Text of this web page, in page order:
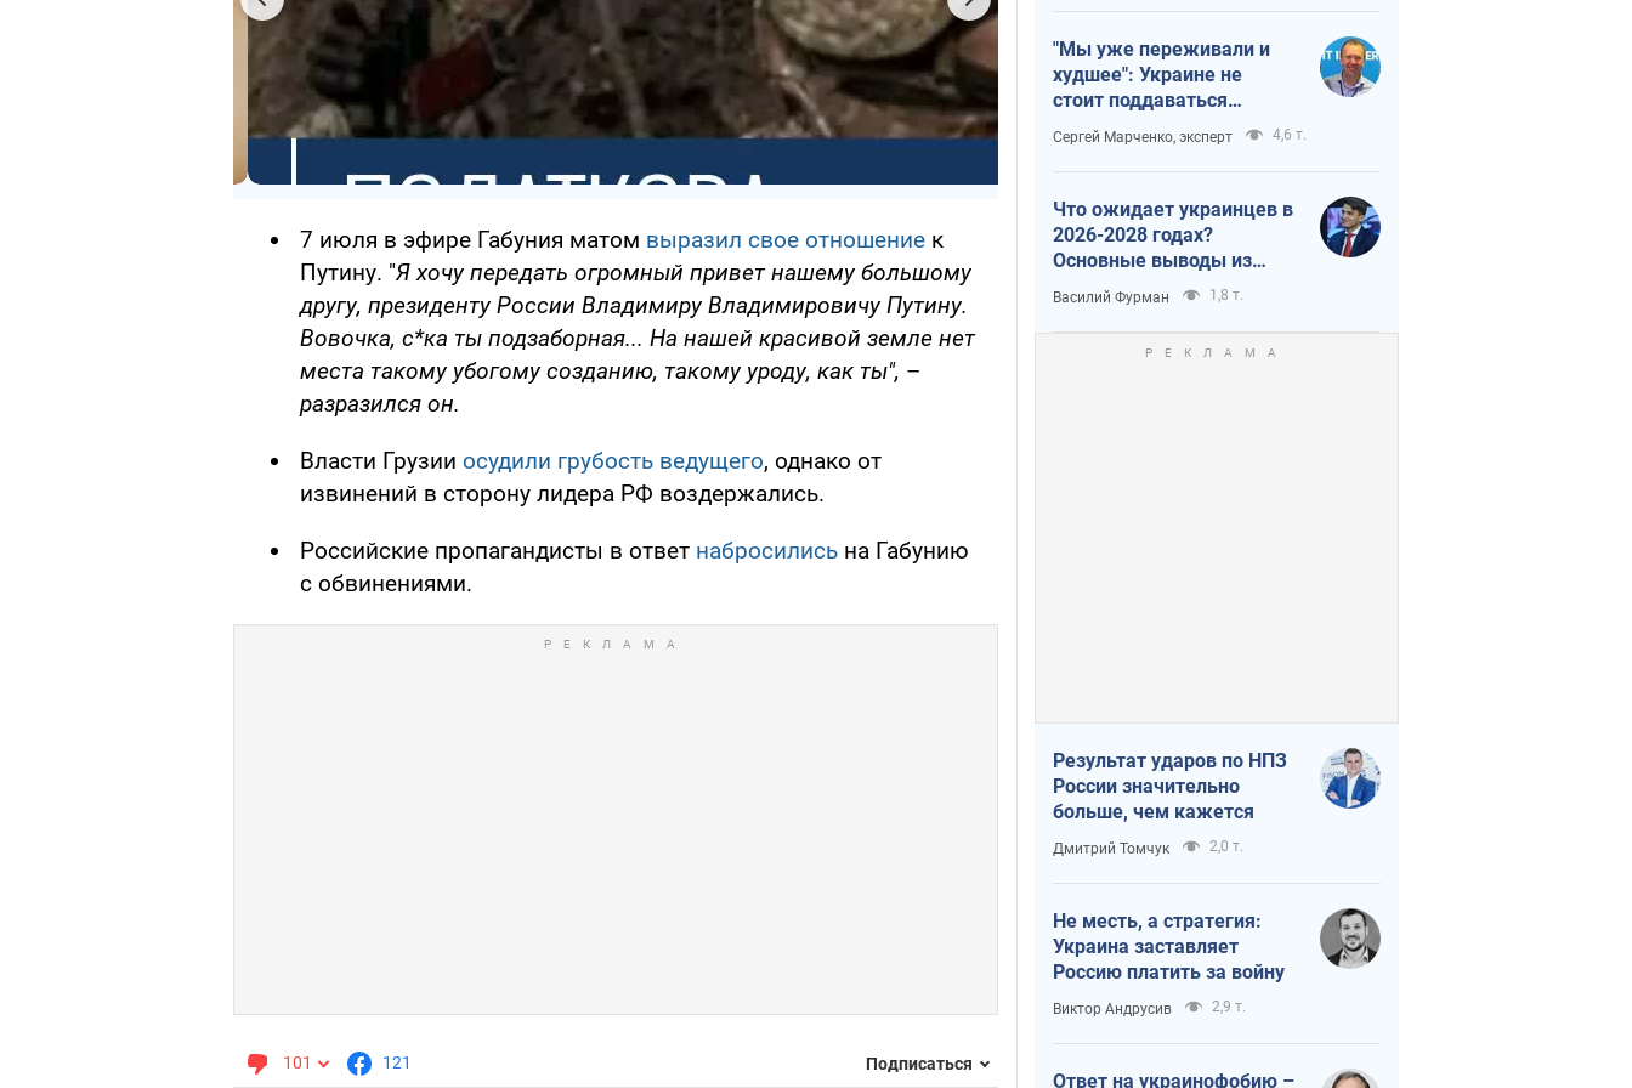
7 июля в эфире Габуния матом выразил свое отношение к
Путину. "Я хочу передать огромный привет нашему большому
другу, президенту России Владимиру Владимировичу Путину.
Вовочка, с*ка ты подзаборная... На нашей красивой земле нет
места такому убогому созданию, такому уроду, как ты", –
разразился он.
Власти Грузии осудили грубость ведущего, однако от
извинений в сторону лидера РФ воздержались.
Российские пропагандисты в ответ набросились на Габунию
с обвинениями.
101 121 Подписаться
"Мы уже переживали и
худшее": Украине не
стоит поддаваться
отчаянию из-за
ракетного террора
Сергей Марченко, эксперт 4,6 т.
Что ожидает украинцев в
2026-2028 годах?
Основные выводы из
новых прогнозов от НБУ
Василий Фурман 1,8 т.
Результат ударов по НПЗ
России значительно
больше, чем кажется
Дмитрий Томчук 2,0 т.
Не месть, а стратегия:
Украина заставляет
Россию платить за войну
Виктор Андрусив 2,9 т.
Ответ на украинофобию –